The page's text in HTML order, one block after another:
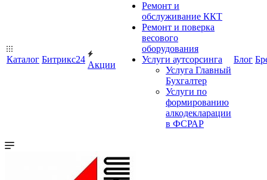
Каталог Битрикс24
Акции
Ремонт и
обслуживание ККТ
Ремонт и поверка
весового
оборудования
Услуги аутсорсинга
Услуга Главный
Бухгалтер
Услуги по
формированию
алкодекларации
в ФСРАР
Блог